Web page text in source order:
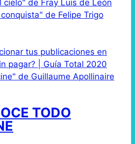
cielo" de Fray Luis de León
de Felipe Trigo
tus publicaciones en
pagar? | Guía Total 2020
de Guillaume Apollinaire
TODO